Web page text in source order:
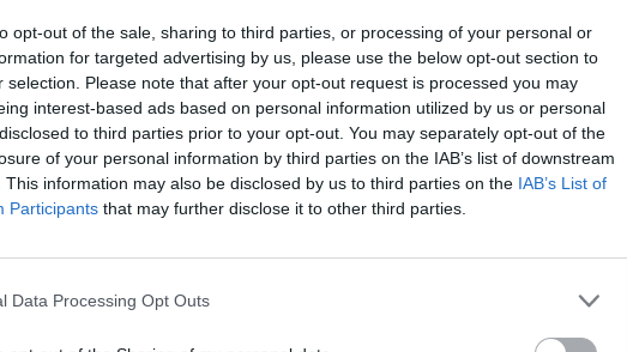
opt-out of the sale, sharing to third parties, or processing of your personal or
for targeted advertising by us, please use the below opt-out section to
selection. Please note that after your opt-out request is processed you may
interest-based ads based on personal information utilized by us or personal
to third parties prior to your opt-out. You may separately opt-out of the
of your personal information by third parties on the IAB’s list of downstream
This information may also be disclosed by us to third parties on the IAB’s List of
Participants that may further disclose it to other third parties.
Data Processing Opt Outs
IN EVIDENZA
06.08 22:20 - SPORTITALIA - Pedullà:
"Juventus, diversi club hanno chiesto
notizie per Koopmeiners"
uscita dalla Juventus, anche il Napoli
VIDEO + FOTO
GLI AZZURRI
SANGRO